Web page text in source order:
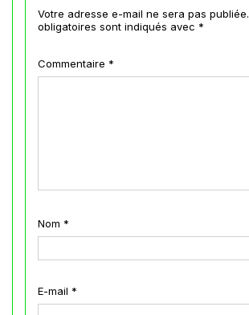
Votre adresse e-mail ne sera pas publiée.
obligatoires sont indiqués avec *
Commentaire *
Nom *
E-mail *